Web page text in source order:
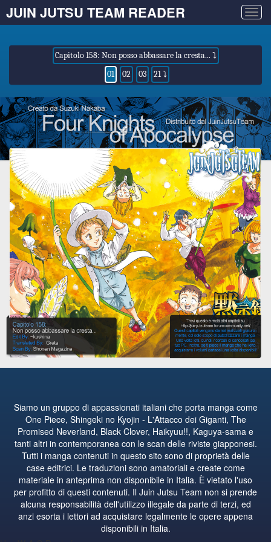
JUIN JUTSU TEAM READER
Capitolo 158: Non posso abbassare la cresta... ⤵
01
02 03 21 ⤵
Siamo un gruppo di appassionati italiani che porta manga come
One Piece, Shingeki no Kyojin - L'Attacco dei Giganti, The
Promised Neverland, Black Clover, Haikyuu!!, Kaguya-sama e
tanti altri in contemporanea con le scan delle riviste giapponesi.
Tutti i manga contenuti in questo sito sono di proprietà delle
case editrici. Le traduzioni sono amatoriali e create come
materiale in anteprima non disponibile in Italia. È vietato l'uso
per profitto di questi contenuti. Il Juin Jutsu Team non si prende
alcuna responsabilità dell'utilizzo illegale da parte di terzi, ed
anzi esorta i lettori ad acquistare legalmente le opere appena
disponibili in Italia.